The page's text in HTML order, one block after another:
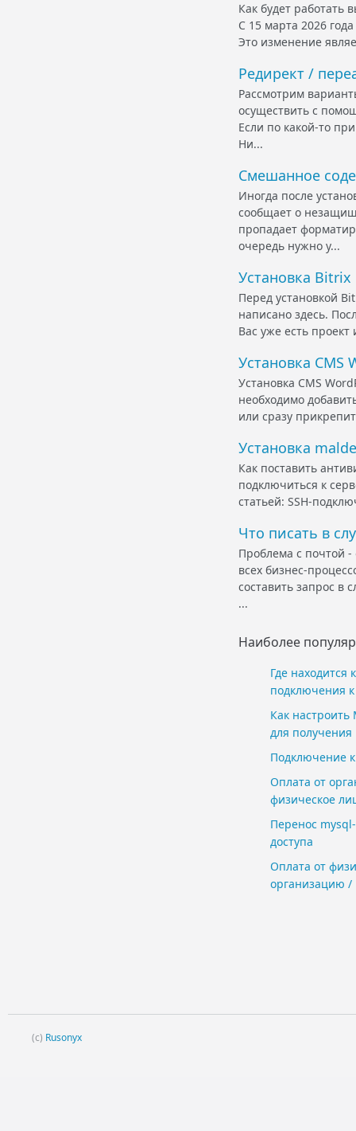
Как будет работать
С 15 марта 2026
Это изменение
Редирект /
Рассмотрим
осуществить с
Если по какой-то
Ни...
Смешанное
Иногда после
сообщает о
пропадает
очередь нужно у...
Установка Bitrix
Перед установкой
написано здесь.
Вас уже есть
Установка
Установка CMS
необходимо
или сразу
Установка
Как поставить
подключиться к
статьей: SSH-
Что писать в
Проблема с почтой -
всех бизнес-
составить запрос в
...
Наиболее
Где
подключения
Как
для
Подключение к
Оплата от
физическое
Перенос
доступа
Оплата от
организацию
(c) Rusonyx